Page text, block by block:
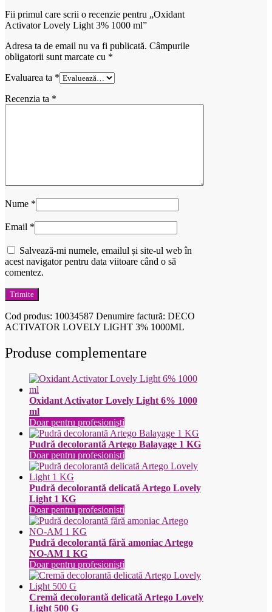
Fii primul care scrii o recenzie pentru „Oxidant
Activator Lovely Light 3% 1000 ml”
Adresa ta de email nu va fi publicată. Câmpurile
obligatorii sunt marcate cu *
Evaluarea ta *
Recenzia ta *
Nume *
Email *
Salvează-mi numele, emailul și site-ul web în
acest navigator pentru data viitoare când o să
comentez.
Cod produs: 10034587 Denumire factură: DECO
ACTIVATOR LOVELY LIGHT 3% 1000ML
Produse complementare
Oxidant Activator Lovely Light 6% 1000
ml
Doar pentru profesioniști
Pudră decolorantă Artego Balayage 1 KG
Doar pentru profesioniști
Pudră decolorantă delicată Artego Lovely
Light 1 KG
Doar pentru profesioniști
Pudră decolorantă fără amoniac Artego
NO-AM 1 KG
Doar pentru profesioniști
Cremă decolorantă delicată Artego Lovely
Light 500 G